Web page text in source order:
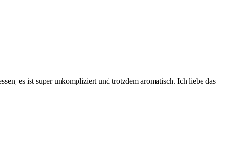
es ist super unkompliziert und trotzdem aromatisch. Ich liebe das